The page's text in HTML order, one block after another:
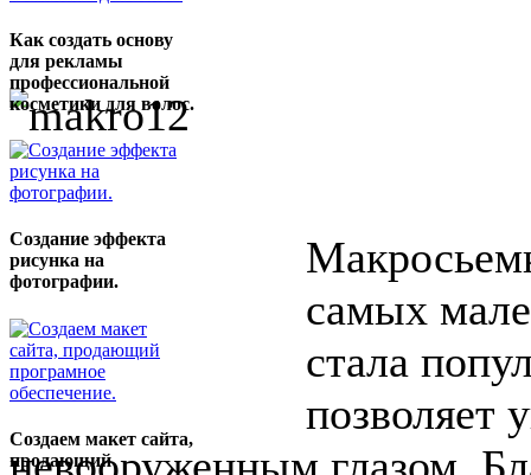
Как создать основу
для рекламы
профессиональной
косметики для волос.
Создание эффекта
рисунка на
фотографии.
Создаем макет сайта,
продающий
самых
стала
позволяет